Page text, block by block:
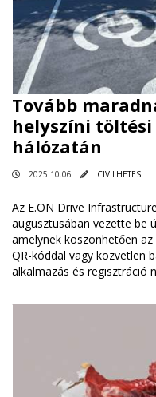
Tovább
helyszíni töltési
hálózatán
2025.10.06 CIVILHETES
Az E.ON Drive
augusztusában vezette be
amelynek köszönhetően
QR-kóddal vagy közvetlen
alkalmazás és regisztráció